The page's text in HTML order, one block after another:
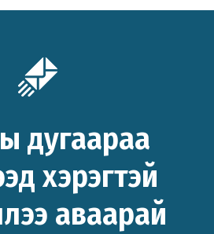
дугаараа
хэрэгтэй
аваарай